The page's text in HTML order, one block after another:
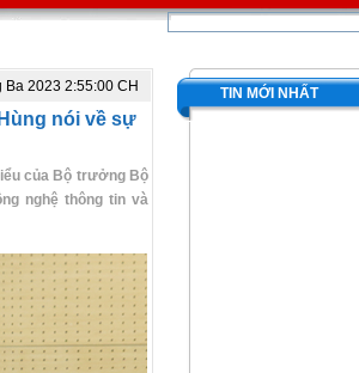
Ba 2023 2:55:00 CH
nói về sự
của Bộ trưởng Bộ
nghệ thông tin và
TIN MỚI NHẤT